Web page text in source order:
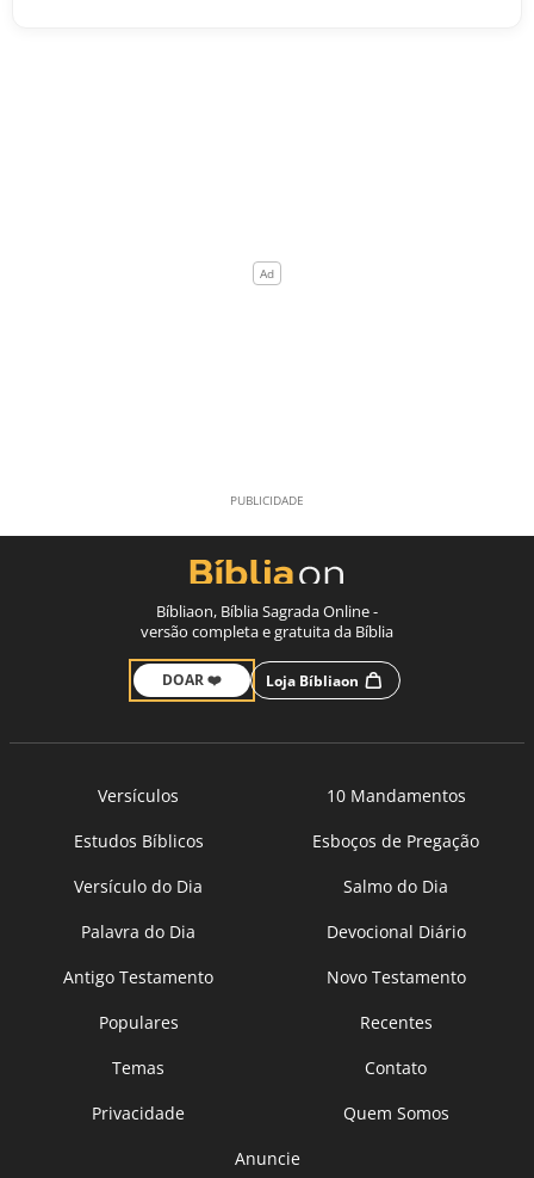
Bíbliaon, Bíblia Sagrada Online -
versão completa e gratuita da Bíblia
DOAR ❤️ Loja Bíbliaon
Versículos
10 Mandamentos
Estudos Bíblicos
Esboços de Pregação
Versículo do Dia
Salmo do Dia
Palavra do Dia
Devocional Diário
Antigo Testamento
Novo Testamento
Populares
Recentes
Temas
Contato
Privacidade
Quem Somos
Anuncie